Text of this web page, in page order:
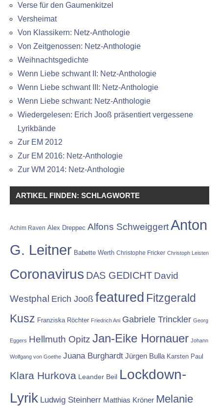
Verse für den Gaumenkitzel
Versheimat
Von Klassikern: Netz-Anthologie
Von Zeitgenossen: Netz-Anthologie
Weihnachtsgedichte
Wenn Liebe schwant II: Netz-Anthologie
Wenn Liebe schwant III: Netz-Anthologie
Wenn Liebe schwant: Netz-Anthologie
Wiedergelesen: Erich Jooß präsentiert vergessene
Lyrikbände
Zur EM 2012
Zur EM 2016: Netz-Anthologie
Zur WM 2014: Netz-Anthologie
ARTIKEL FINDEN: SCHLAGWORTE
Achim Raven Alex Dreppec Alfons SchweiggertAnton
G. Leitner Babette Werth Christophe Fricker Christoph Leisten
Coronavirus DAS GEDICHT David
Westphal Erich Jooß featured Fitzgerald
Kusz Franziska Röchter Friedrich Ani Gabriele Trinckler Georg
Eggers Hellmuth Opitz Jan-Eike Hornauer Johann
Wolfgang von Goethe Juana Burghardt Jürgen Bulla Karsten Paul
Klara Hurkova Leander Beil Lockdown-
Lyrik Ludwig Steinherr Matthias Kröner Melanie